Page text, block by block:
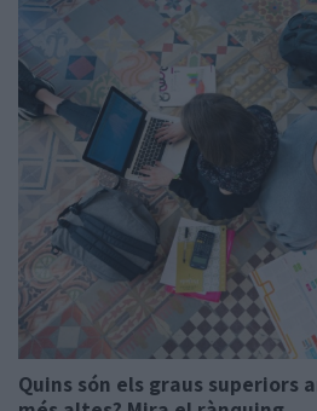
Quins són els graus superiors